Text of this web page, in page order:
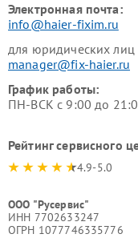
Электронная почта:
info@haier-fixim.ru
для юридических лиц
manager@fix-haier.ru
График работы:
ПН-ВСК с 9:00 до
Рейтинг сервисного
4.9-5.0
ООО "Русервис"
ИНН 7702633247
ОГРН 1077746335776